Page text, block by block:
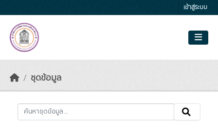
เข้าสู่ระบบ
ชุดข้อมูล